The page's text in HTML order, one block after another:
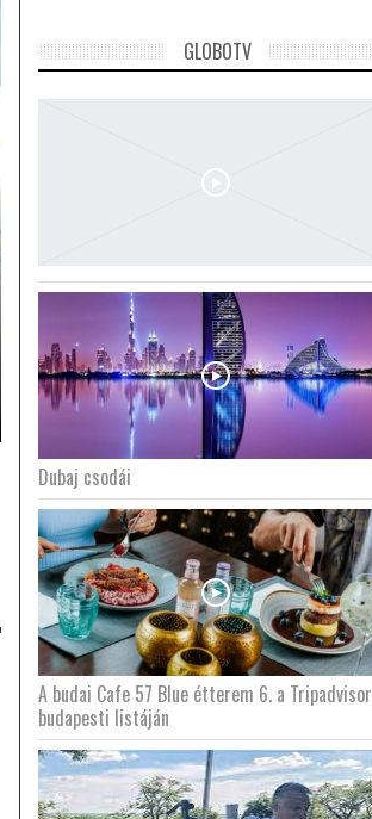
GLOBOTV
Dubaj csodái
A budai Cafe 57 Blue étterem 6. a Tripadvisor
budapesti listáján